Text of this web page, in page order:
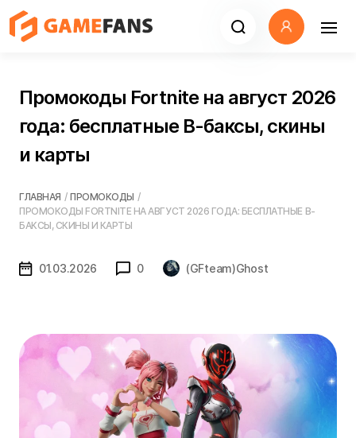
Промокоды Fortnite на август 2026
года: бесплатные В-баксы, скины
и карты
ГЛАВНАЯ / ПРОМОКОДЫ /
ПРОМОКОДЫ FORTNITE НА АВГУСТ 2026 ГОДА: БЕСПЛАТНЫЕ В-
БАКСЫ, СКИНЫ И КАРТЫ
01.03.2026 0 (GFteam)Ghost